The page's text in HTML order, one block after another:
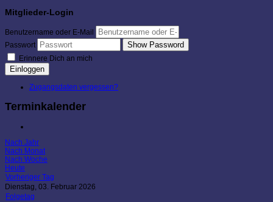
Mitglieder-Login
Benutzername oder E-Mail
Passwort
Show Password
Erinnere Dich an mich
Einloggen
Zugangsdaten vergessen?
Terminkalender
Nach Jahr
Nach Monat
Nach Woche
Heute
Vorheriger Tag
Dienstag, 03. Februar 2026
Folgetag